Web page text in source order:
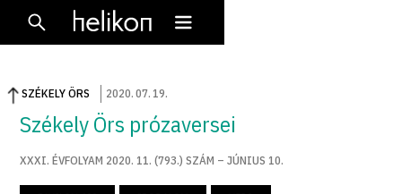
SZÉKELY ÖRS 2020.07. 19.
Székely Örs prózaversei
XXXI. ÉVFOLYAM 2020. 11. (793.) SZÁM – JÚNIUS 10.